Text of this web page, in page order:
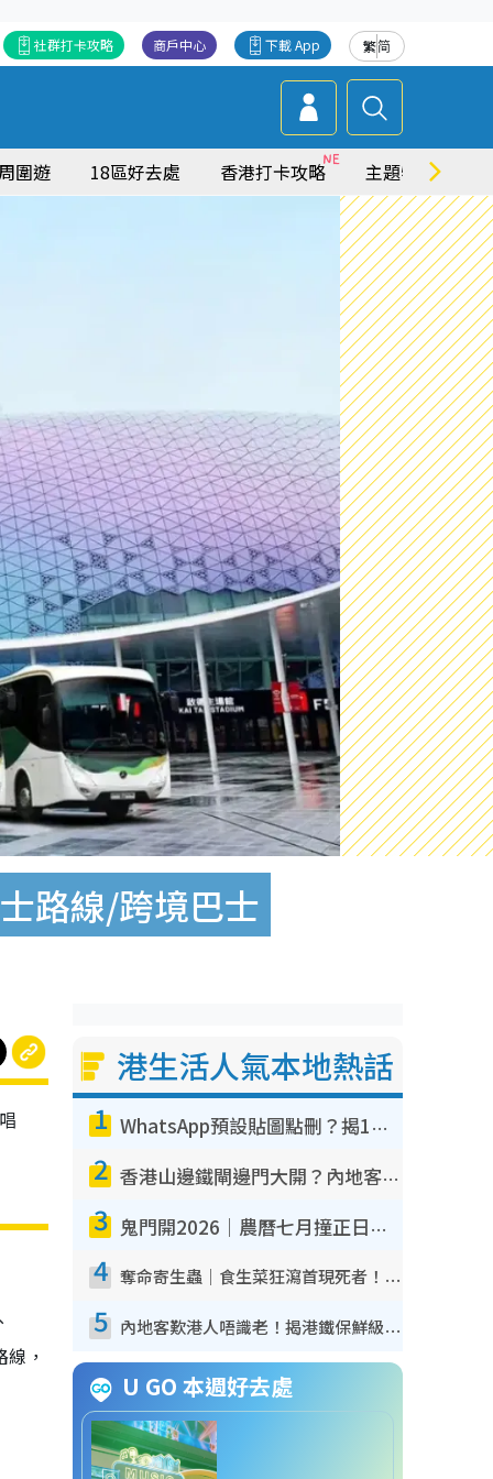
繁简
下載 App
商戶中心
社群打卡攻略
圍遊 18區好去處 香港打卡攻略 主題特集
路線/跨境巴士
，
港生活人氣本地熱話
1 WhatsApp預設貼圖點刪？揭1招「反向操作」還原簡潔介面 附3步實測教學
2 香港山邊鐵閘邊門大開？內地客困惑意義何在！網民神回覆：呢種叫法理性防禦
3 鬼門開2026｜農曆七月撞正日全食特別邪？專家警告切忌做一事！揭4大禁忌+2招保平安
4 奪命寄生蟲｜食生菜狂瀉首現死者！疫潮惡化錄1.8萬宗病例 揭洗菜3大謬誤
5 內地客歎港人唔識老！揭港鐵保鮮級冷氣 港人求放過：咪投訴
U GO 本週好去處